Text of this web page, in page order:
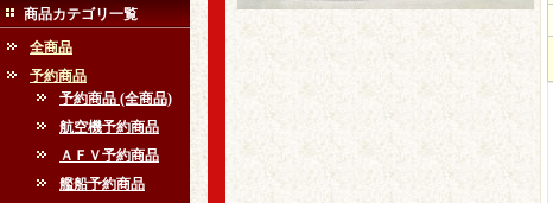
商品カテゴリ一覧
全商品
予約商品
予約商品 (全商品)
航空機予約商品
ＡＦＶ予約商品
艦船予約商品